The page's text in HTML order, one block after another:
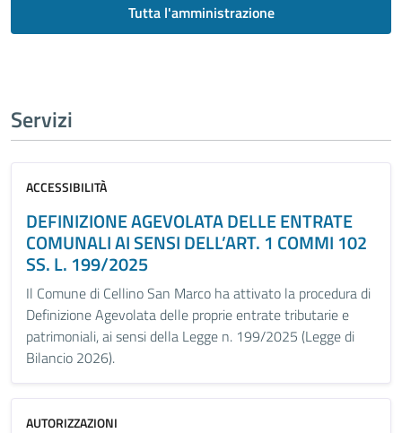
Tutta l'amministrazione
Servizi
ACCESSIBILITÀ
DEFINIZIONE AGEVOLATA DELLE ENTRATE
COMUNALI AI SENSI DELL’ART. 1 COMMI 102
SS. L. 199/2025
Il Comune di Cellino San Marco ha attivato la procedura di
Definizione Agevolata delle proprie entrate tributarie e
patrimoniali, ai sensi della Legge n. 199/2025 (Legge di
Bilancio 2026).
AUTORIZZAZIONI